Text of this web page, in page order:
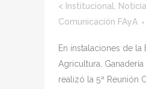
< Institucional,
Comunicación FAyA
En instalaciones de la
Agricultura, Ganadería
realizó la 5ª Reunión